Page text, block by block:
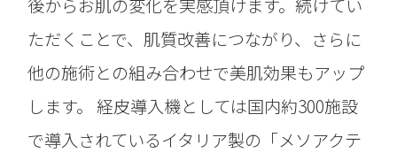
後からお肌の変化を実感頂けます。続けてい
ただくことで、肌質改善につながり、さらに
他の施術との組み合わせで美肌効果もアップ
します。 経皮導入機としては国内約300施設
で導入されているイタリア製の「メソアクテ